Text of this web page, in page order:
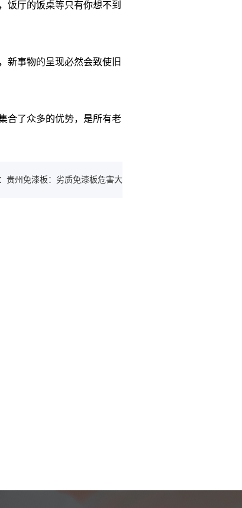
厅的饭桌等只有你想不到
新事物的呈现必然会致使旧
了众多的优势，是所有老
贵州免漆板：劣质免漆板危害大